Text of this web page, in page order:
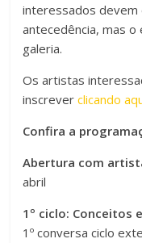
interessados devem
antecedência, mas
galeria.
Os artistas
inscreverclicando
Confira a
Abertura com
abril
1º ciclo: Conceitos
1º conversa ciclo